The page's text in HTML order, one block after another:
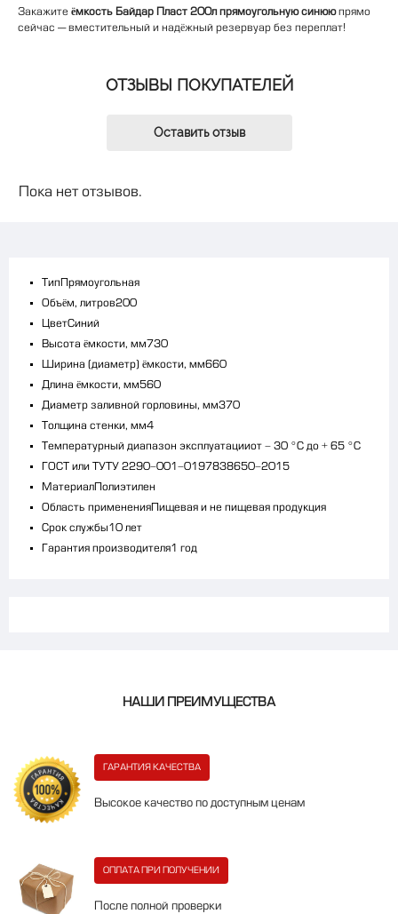
Закажите ёмкость Байдар Пласт 200л прямоугольную синююпрямо
сейчас — вместительный и надёжный резервуар без переплат!
ОТЗЫВЫ ПОКУПАТЕЛЕЙ
Оставить отзыв
Пока нет отзывов.
ТипПрямоугольная
Объём, литров200
ЦветСиний
Высота ёмкости, мм730
Ширина (диаметр) ёмкости, мм660
Длина ёмкости, мм560
Диаметр заливной горловины, мм370
Толщина стенки, мм4
Температурный диапазон эксплуатацииот - 30 °С до + 65 °С
ГОСТ или ТУ ТУ 2290-001-0197838650-2015
МатериалПолиэтилен
Область примененияПищевая и не пищевая продукция
Срок службы10 лет
Гарантия производителя1 год
НАШИ ПРЕИМУЩЕСТВА
ГАРАНТИЯ КАЧЕСТВА
Высокое качество по доступным ценам
ОПЛАТА ПРИ ПОЛУЧЕНИИ
После полной проверки